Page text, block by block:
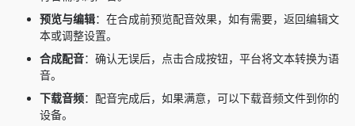
预览与编辑：在合成前预览配音效果，如有需要，返回编辑文
本或调整设置。
合成配音：确认无误后，点击合成按钮，平台将文本转换为语
音。
下载音频：配音完成后，如果满意，可以下载音频文件到你的
设备。